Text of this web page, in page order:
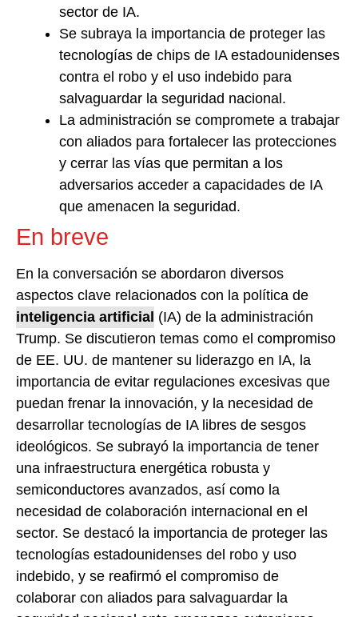
sector de IA.
Se subraya la importancia de proteger las
tecnologías de chips de IA estadounidenses
contra el robo y el uso indebido para
salvaguardar la seguridad nacional.
La administración se compromete a trabajar
con aliados para fortalecer las protecciones
y cerrar las vías que permitan a los
adversarios acceder a capacidades de IA
que amenacen la seguridad.
En breve
En la conversación se abordaron diversos
aspectos clave relacionados con la política de
inteligencia artificial (IA) de la administración
Trump. Se discutieron temas como el compromiso
de EE. UU. de mantener su liderazgo en IA, la
importancia de evitar regulaciones excesivas que
puedan frenar la innovación, y la necesidad de
desarrollar tecnologías de IA libres de sesgos
ideológicos. Se subrayó la importancia de tener
una infraestructura energética robusta y
semiconductores avanzados, así como la
necesidad de colaboración internacional en el
sector. Se destacó la importancia de proteger las
tecnologías estadounidenses del robo y uso
indebido, y se reafirmó el compromiso de
colaborar con aliados para salvaguardar la